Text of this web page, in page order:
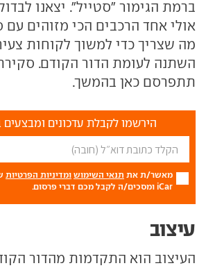
ברמת הגימור "סטייל". יצאנו
אולי אחד הרכבים הכי מזוהים עם
מה שצריך כדי למשוך לקוחות
השתנה לעומת הדור הקודם.
תתפרסם כאן בהמשך.
הירשמו לקבלת עדכונים
מאשר/ת את תנאי השימוש ומדיניות הפרטיות
iCar ומסכים/ה לקבל מכם דברי פרסום.
עיצוב
העיצוב הוא התקדמות מהדור